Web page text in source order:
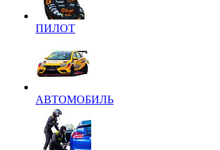
ПИЛОТ
АВТОМОБИЛЬ